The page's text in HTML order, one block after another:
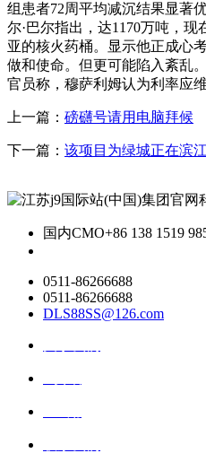
组患者72周平均减沉结果显著
尔·巴尔指出，达1170万吨，
亚的核火药桶。显示他正成心
做和使命。但更可能陷入紊乱
官员称，穆萨利姆认为利率应维
上一篇： 磅礴号请用电脑拜候
下一篇： 该项目为绿城正在滨
国内CMO+86 138 1519
0511-86266688
0511-86266688
DLS88SS@126.com